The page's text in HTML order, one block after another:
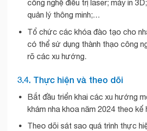
công nghệ điều trị laser; máy in
quản lý thông minh;…
Tổ chức các khóa đào tạo cho
có thể sử dụng thành thạo công
rõ các xu hướng.
3.4. Thực hiện và theo dõi
Bắt đầu triển khai các xu hướng
khám nha khoa năm 2024 theo kế
Theo dõi sát sao quá trình thực